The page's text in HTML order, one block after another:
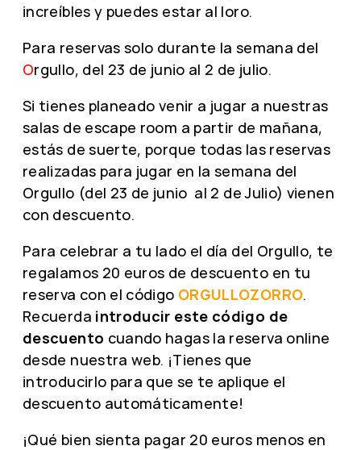
increíbles y puedes estar al loro.
Para reservas solo durante la semana del
Orgullo, del 23 de junio al 2 de julio.
Si tienes planeado venir a jugar a nuestras
salas de escape room a partir de mañana,
estás de suerte, porque todas las reservas
realizadas para jugar en la semana del
Orgullo (del 23 de junio al 2 de Julio) vienen
con descuento.
Para celebrar a tu lado el día del Orgullo, te
regalamos 20 euros de descuento en tu
reserva con el código ORGULLOZORRO.
Recuerda introducir este código de
descuento cuando hagas la reserva online
desde nuestra web. ¡Tienes que
introducirlo para que se te aplique el
descuento automáticamente!
¡Qué bien sienta pagar 20 euros menos en